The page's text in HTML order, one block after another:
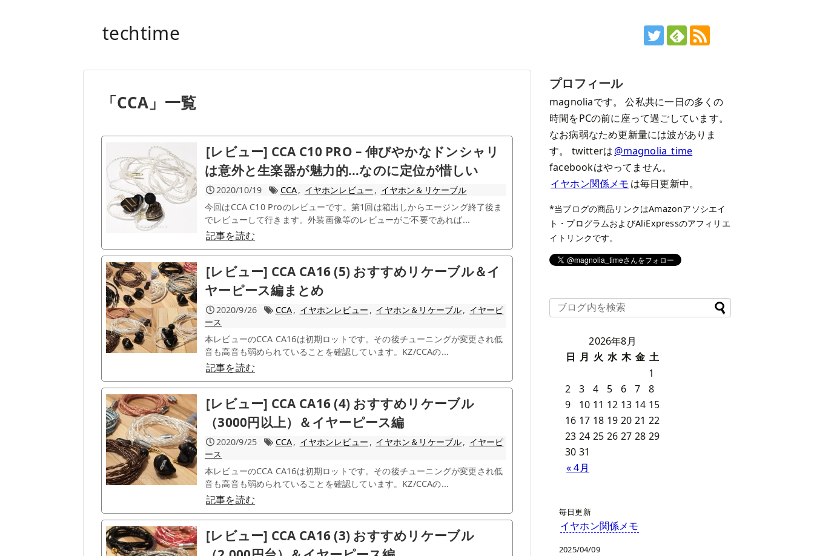
techtime
「CCA」 一覧
[レビュー] CCA C10 PRO – 伸びやかなドンシャリ
は意外と生楽器が魅力的…なのに定位が惜しい
2020/10/19 CCA, イヤホンレビュー , イヤホン＆リケーブル
今回はCCA C10 Proのレビューです。第1回は箱出しからエージング終了後ま
でレビューして行きます。外装画像等のレビューがご不要であれば...
記事を読む
[レビュー] CCA CA16 (5) おすすめリケーブル＆イ
ヤーピース編まとめ
2020/9/26 CCA, イヤホンレビュー , イヤホン＆リケーブル, イヤーピ
ース
本レビューのCCA CA16は初期ロットです。その後チューニングが変更され低
音も高音も弱められていることを確認しています。KZ/CCAの...
記事を読む
[レビュー] CCA CA16 (4) おすすめリケーブル
（3000円以上）＆イヤーピース編
2020/9/25 CCA, イヤホンレビュー , イヤホン＆リケーブル, イヤーピ
ース
本レビューのCCA CA16は初期ロットです。その後チューニングが変更され低
音も高音も弱められていることを確認しています。KZ/CCAの...
記事を読む
[レビュー] CCA CA16 (3) おすすめリケーブル
プロフィール
magnoliaです。 公私共に一日の多くの
時間をPCの前に座って過ごしています。
なお病弱なため更新量には波がありま
す。 twitterは@magnolia_time
facebookはやってません。
イヤホン関係メモ は毎日更新中。
*当ブログの商品リンクはAmazonアソシエイ
ト・プログラムおよびAliExpressのアフィリエ
イトリンクです。
2026年8月
日 月 火 水 木 金 土
« 4月
1
2
3 4 5 6 7
8
9
10 11 12 13 14 15
16 17 18 19 20 21 22
23 24 25 26 27 28 29
30 31
毎日更新
イヤホン関係メモ
2025/04/09